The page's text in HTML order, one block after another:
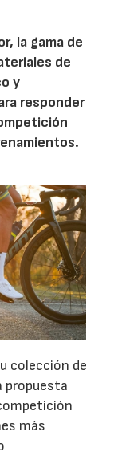
la gama de
de
y
responder
colección de
propuesta
más